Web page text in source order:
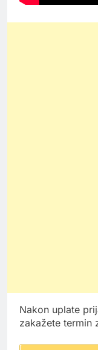
Nakon uplate
zakažete termin